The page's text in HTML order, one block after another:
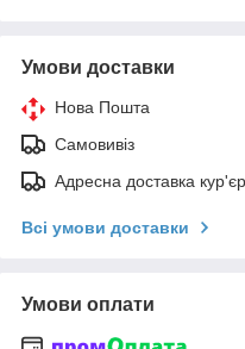
Умови доставки
Нова Пошта
Самовивіз
Адресна доставка
Всі умови доставки
Умови оплати